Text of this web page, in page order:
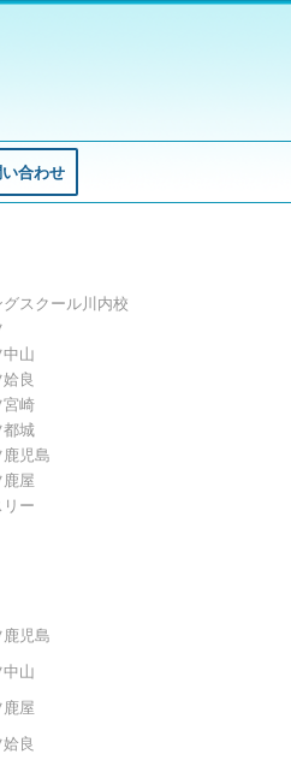
合わせ
スクール川内校
山
良
宮崎
都城
児島
屋
ー
児島
山
屋
良